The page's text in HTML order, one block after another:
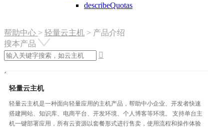
describeQuotas
帮助中心 > 轻量云主机 > 产品介绍
搜本产品

轻量云主机
轻量云主机是一种面向轻量应用的主机产品，帮助中小企业、开发者快速
搭建网站、知识库、电商平台、开发环境、个人博客等环境。 支持单台主
机一键部署应用，所有云资源以套餐形式进行售卖，使用流程和操作体验